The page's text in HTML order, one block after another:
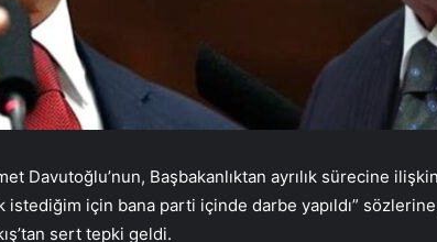
Davutoğlu’nun, Başbakanlıktan ayrılık sürecine
istediğim için bana parti içinde darbe yapıldı”
sert tepki geldi.